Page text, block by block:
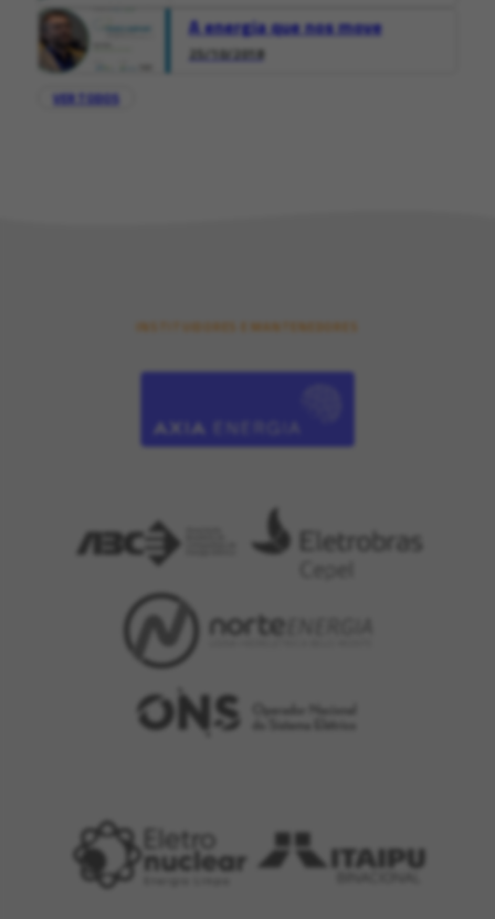
A energia que nos move
25/10/2018
VER TODOS
INSTITUIDORES E MANTENEDORES